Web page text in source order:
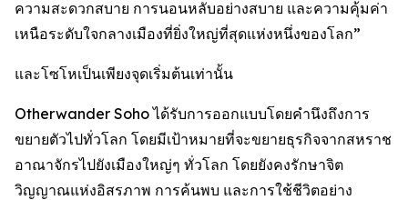
ความสะดวกสบาย การนอนหลับอย่างสบาย และความคุ้มค่า
เหนือระดับใจกลางเมืองที่ยิ่งใหญ่ที่สุดแห่งหนึ่งของโลก”
และโซโหเป็นเพียงจุดเริ่มต้นเท่านั้น
Otherwander Soho ได้รับการออกแบบโดยคำนึงถึงการ
ขยายตัวไปทั่วโลก โดยมีเป้าหมายที่จะขยายธุรกิจจากสหราช
อาณาจักรไปยังเมืองใหญ่ๆ ทั่วโลก โดยยังคงรักษาจิต
วิญญาณแห่งอิสรภาพ การค้นพบ และการใช้ชีวิตอย่าง